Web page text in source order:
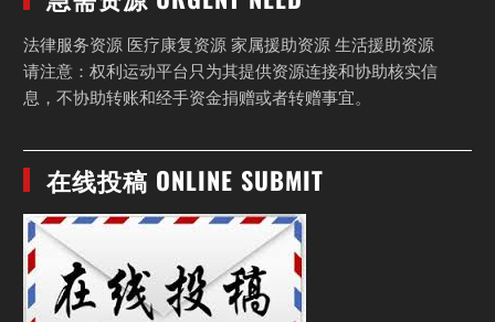
法律服务资源 医疗康复资源 家属援助资源 生活援助资源
请注意：权利运动平台只为其提供资源连接和协助核实信
息，不协助转账和经手资金捐赠或者转赠事宜。
在线投稿 ONLINE SUBMIT